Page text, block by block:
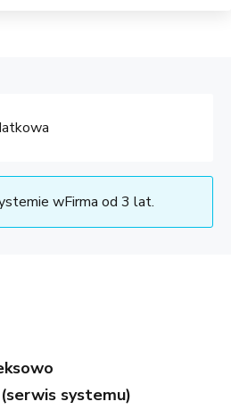
wFirma od 3 lat.
systemu)